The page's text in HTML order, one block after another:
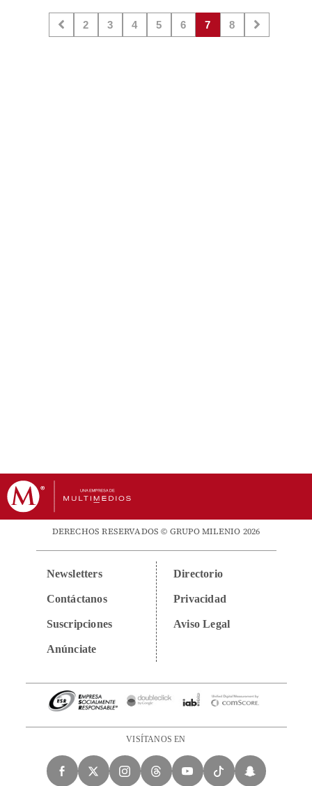
2 3 4 5 6 7 8
DERECHOS RESERVADOS © GRUPO MILENIO 2026
Newsletters
Contáctanos
Suscripciones
Anúnciate
Directorio
Privacidad
Aviso Legal
VISÍTANOS EN